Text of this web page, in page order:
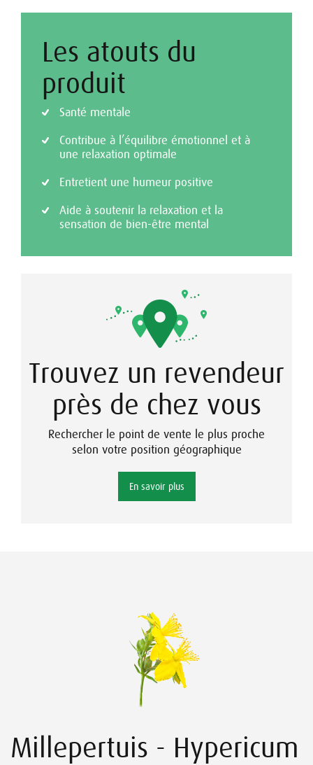
Les atouts du
produit
Santé mentale
Contribue à l’équilibre émotionnel et à
une relaxation optimale
Entretient une humeur positive
Aide à soutenir la relaxation et la
sensation de bien-être mental
Trouvez un revendeur
près de chez vous
Rechercher le point de vente le plus proche
selon votre position géographique
En savoir plus
Millepertuis - Hypericum